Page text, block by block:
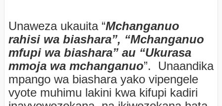
Unaweza ukauita “Mchanganuo
rahisi wa biashara”, “Mchanganuo
mfupi wa biashara” au “Ukurasa
mmoja wa mchanganuo”. Unaandika
mpango wa biashara yako vipengele
vyote muhimu lakini kwa kifupi kadiri